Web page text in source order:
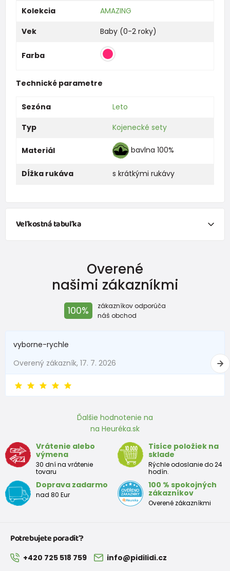
Kolekcia
AMAZING
Vek
Baby (0-2 roky)
Farba
Technické parametre
Sezóna
Leto
Typ
Kojenecké sety
Materiál bavlna 100%
Dĺžka rukáva s krátkými rukávy
Veľkostná tabuľka
Výška (cm)
New Baby do 50 do 3,4
Do 1 mesiaca do 56 do 4,5
6 - 9 mesiace 68 -74 8 - 9,5
9 - 12 mesiace 74-80 9,5 - 11
Približná tabuľka veľkosti batoľaťa
Veľkosť
Výška
(cm)
Prsia
(cm)
Pás
(cm)
(cm)
12
mesiacov
68 - 80 47 52
2 roky
Overené
našimi zákazníkmi
100%
zákazníkov odporúča
náš obchod
vyborne-rychle
Overený zákazník, 17. 7. 2026
Ďalšie hodnotenie na
na Heuréka.sk
Vrátenie alebo
výmena
30 dní na vrátenie
tovaru
Tisíce položiek na
sklade
Rýchle odoslanie do 24
hodín.
Doprava zadarmo
nad 80 Eur
100 % spokojných
zákazníkov
Overené zákazníkmi
Potrebujete poradiť?
+420 725 518 759 info@pidilidi.cz